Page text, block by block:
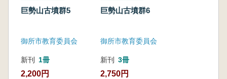
5 條ウル神古墳の保存と活用
図版
巨勢山古墳群5
御所市教育委員会
新刊 1冊
2,200円
巨勢山古墳群6
御所市教育委員会
新刊 3冊
2,750円